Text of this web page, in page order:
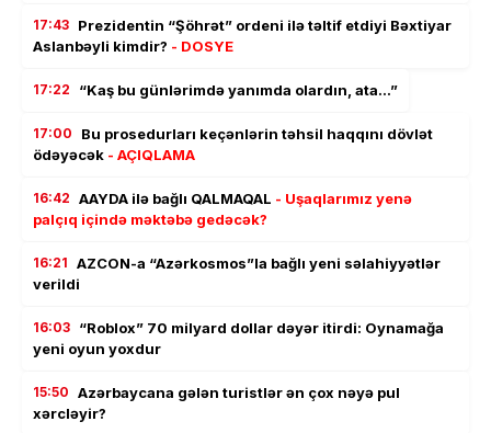
17:43 Prezidentin “Şöhrət” ordeni ilə təltif etdiyi Bəxtiyar
Aslanbəyli kimdir? - DOSYE
17:22 “Kaş bu günlərimdə yanımda olardın, ata…”
17:00
Bu prosedurları keçənlərin təhsil haqqını dövlət
ödəyəcək - AÇIQLAMA
16:42 AAYDA ilə bağlı QALMAQAL - Uşaqlarımız yenə
palçıq içində məktəbə gedəcək?
16:21 AZCON-a “Azərkosmos”la bağlı yeni səlahiyyətlər
verildi
16:03 “Roblox” 70 milyard dollar dəyər itirdi: Oynamağa
yeni oyun yoxdur
15:50 Azərbaycana gələn turistlər ən çox nəyə pul
xərcləyir?